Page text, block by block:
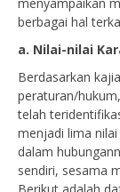
berbagai hal
a. Nilai-nilai
Berdasarkan
peraturan/
telah
menjadi lima
dalam
sendiri, sesama